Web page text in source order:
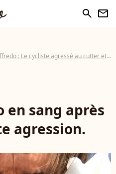
search newsletter
: Le cycliste agressé au cutter et à la batte de base-ball
en sang après
agression.